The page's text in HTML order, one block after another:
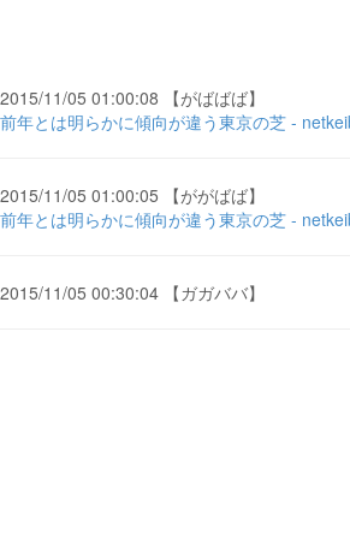
2015/11/05 01:00:08 【がばばば】
前年とは明らかに傾向が違う東京の芝 -
2015/11/05 01:00:05 【ががばば】
前年とは明らかに傾向が違う東京の芝 -
2015/11/05 00:30:04 【ガガババ】